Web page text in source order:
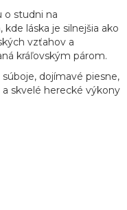
o studni na
láska je silnejšia ako
vzťahov a
kráľovským párom.
dojímavé piesne,
skvelé herecké výkony